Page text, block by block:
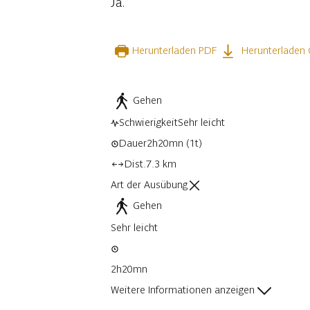
Herunterladen PDF Herunterladen
Gehen
SchwierigkeitSehr leicht
Dauer2h20mn (1t)
Dist.7.3 km
Art der Ausübung
Gehen
Sehr leicht
2h20mn
Weitere Informationen anzeigen